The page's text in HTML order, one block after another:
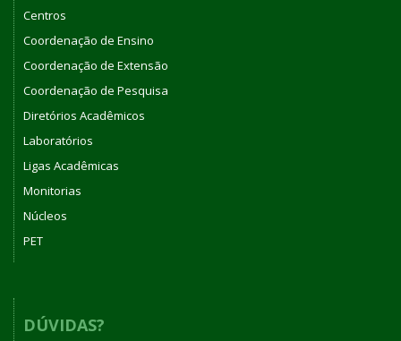
Centros
Coordenação de Ensino
Coordenação de Extensão
Coordenação de Pesquisa
Diretórios Acadêmicos
Laboratórios
Ligas Acadêmicas
Monitorias
Núcleos
PET
DÚVIDAS?